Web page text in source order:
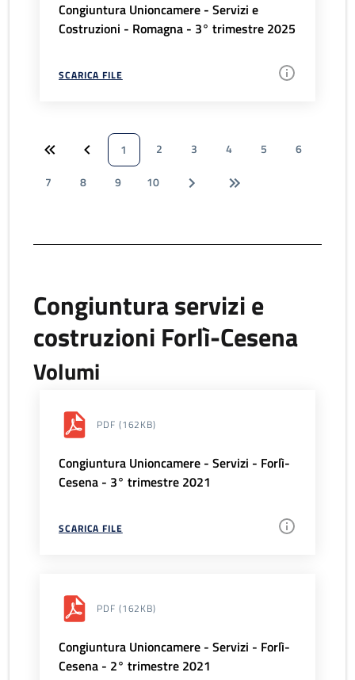
Congiuntura Unioncamere - Servizi e
Costruzioni - Romagna - 3° trimestre 2025
SCARICA FILE
1 2 3 4 5
6
7
8 9 10
Congiuntura servizi e
costruzioni Forlì-Cesena
Volumi
PDF (162KB)
Congiuntura Unioncamere - Servizi - Forlì-
Cesena - 3° trimestre 2021
SCARICA FILE
PDF (162KB)
Congiuntura Unioncamere - Servizi - Forlì-
Cesena - 2° trimestre 2021